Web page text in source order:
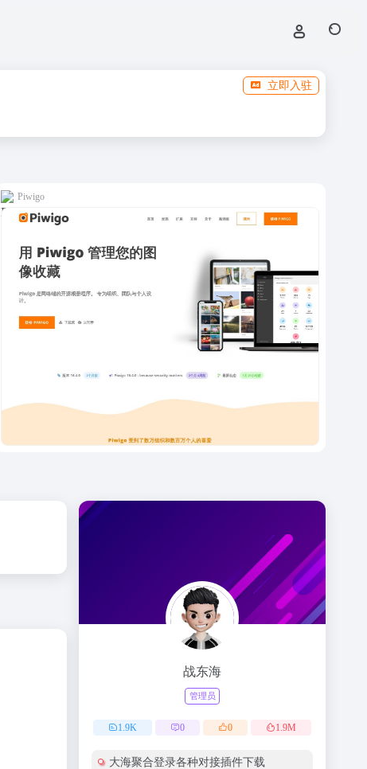
立即入驻
Piwigo
战东海
管理员
1.9K 0 0 1.9M
大海聚合登录各种对接插件下载